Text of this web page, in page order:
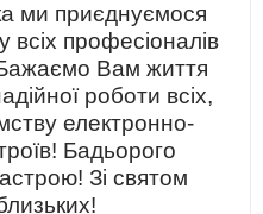
ми приєднуємося
всіх професіоналів
Вам життя
роботи всіх,
електронно-
Бадьорого
Зі святом